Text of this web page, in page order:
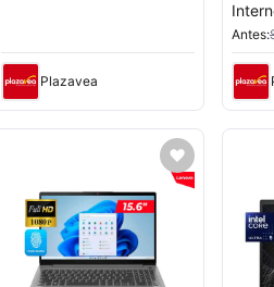
Plazavea
Antes: